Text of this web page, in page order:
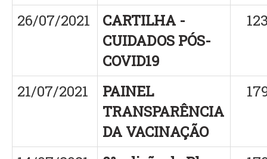
26/07/2021
CARTILHA -
CUIDADOS PÓS-
COVID19
21/07/2021
PAINEL
TRANSPARÊNCIA
DA VACINAÇÃO